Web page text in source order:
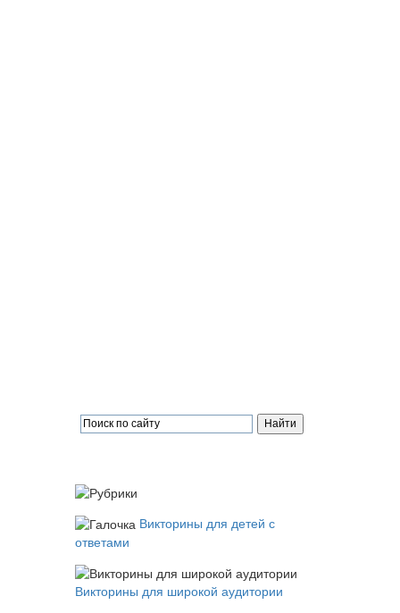
Викторины для детей с
ответами
Викторины для широкой аудитории